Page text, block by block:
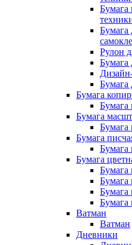
Бумага
Бумага
Рулон
Бумага
Бумага
Бумага
Бумага
Бумага
Бумага
Бумага
Бумага
Бумага
Бумага
Бумага
Бумага
Бумага
Ватман
Ватман
Дневники